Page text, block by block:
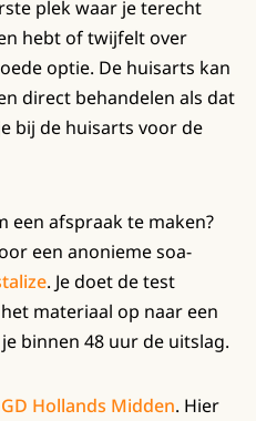
plek waar je terecht
hebt of twijfelt over
optie. De huisarts kan
direct behandelen als dat
bij de huisarts voor de
een afspraak te maken?
een anonieme soa-
. Je doet de test
materiaal op naar een
binnen 48 uur de uitslag.
Hollands Midden. Hier